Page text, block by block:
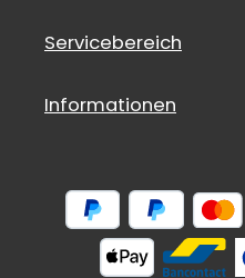
Servicebereich
Informationen